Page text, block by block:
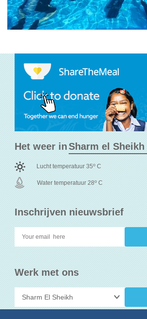
Inschrijven nieuwsbrief
Werk met ons
Het weer in
Lucht temperatuur 35o C
Water temperatuur 28o C